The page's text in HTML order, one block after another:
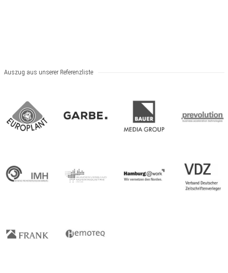
Auszug aus unserer Referenzliste